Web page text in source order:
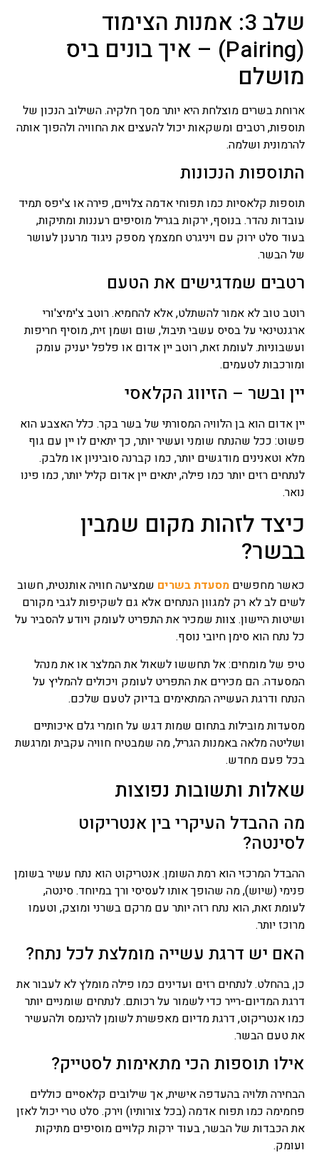
שלב 3: אמנות הצימוד
(Pairing) – איך בונים ביס
מושלם
ארוחת בשרים מוצלחת היא יותר מסך חלקיה. השילוב הנכון של
תוספות, רטבים ומשקאות יכול להעצים את החוויה ולהפוך אותה
להרמונית ושלמה.
התוספות הנכונות
תוספות קלאסיות כמו תפוחי אדמה צלויים, פירה או צ'יפס תמיד
עובדות נהדר. בנוסף, ירקות בגריל מוסיפים רעננות ומתיקות,
בעוד סלט ירוק עם ויניגרט חמצמץ מספק ניגוד מרענן לעושר
של הבשר.
רטבים שמדגישים את הטעם
רוטב טוב לא אמור להשתלט, אלא להחמיא. רוטב צ'ימיצ'ורי
ארגנטינאי על בסיס עשבי תיבול, שום ושמן זית, מוסיף חריפות
ועשבוניות. לעומת זאת, רוטב יין אדום או פלפל יעניק עומק
ומורכבות לטעמים.
יין ובשר – הזיווג הקלאסי
יין אדום הוא בן הלוויה המסורתי של בשר בקר. כלל האצבע הוא
פשוט: ככל שהנתח שומני ועשיר יותר, כך יתאים לו יין עם גוף
מלא וטאנינים מודגשים יותר, כמו קברנה סוביניון או מלבק.
לנתחים רזים יותר כמו פילה, יתאים יין אדום קליל יותר, כמו פינו
נואר.
כיצד לזהות מקום שמבין
בבשר?
כאשר מחפשים מסעדת בשרים שמציעה חוויה אותנטית, חשוב
לשים לב לא רק למגוון הנתחים אלא גם לשקיפות לגבי מקורם
ושיטות היישון. צוות שמכיר את התפריט לעומק ויודע להסביר על
כל נתח הוא סימן חיובי נוסף.
טיפ של מומחים: אל תחששו לשאול את המלצר או את מנהל
המסעדה. הם מכירים את התפריט לעומק ויכולים להמליץ על
הנתח ודרגת העשייה המתאימים בדיוק לטעם שלכם.
מסעדות מובילות בתחום שמות דגש על חומרי גלם איכותיים
ושליטה מלאה באמנות הגריל, מה שמבטיח חוויה עקבית ומרגשת
בכל פעם מחדש.
שאלות ותשובות נפוצות
מה ההבדל העיקרי בין אנטריקוט
לסינטה?
ההבדל המרכזי הוא רמת השומן. אנטריקוט הוא נתח עשיר בשומן
פנימי (שיוש), מה שהופך אותו לעסיסי ורך במיוחד. סינטה,
לעומת זאת, הוא נתח רזה יותר עם מרקם בשרני ומוצק, וטעמו
מרוכז יותר.
האם יש דרגת עשייה מומלצת לכל נתח?
כן, בהחלט. לנתחים רזים ועדינים כמו פילה מומלץ לא לעבור את
דרגת המדיום-רייר כדי לשמור על רכותם. לנתחים שומניים יותר
כמו אנטריקוט, דרגת מדיום מאפשרת לשומן להינמס ולהעשיר
את טעם הבשר.
אילו תוספות הכי מתאימות לסטייק?
הבחירה תלויה בהעדפה אישית, אך שילובים קלאסיים כוללים
פחמימה כמו תפוח אדמה (בכל צורותיו) וירק. סלט טרי יכול לאזן
את הכבדות של הבשר, בעוד ירקות קלויים מוסיפים מתיקות
ועומק.